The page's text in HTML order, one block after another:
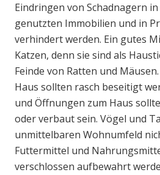
Eindringen von Schadnagern
genutzten Immobilien und in
verhindert werden. Ein gutes
Katzen, denn sie sind als
Feinde von Ratten und
Haus sollten rasch beseitigt
und Öffnungen zum Haus
oder verbaut sein. Vögel und
unmittelbaren Wohnumfeld
Futtermittel und
verschlossen aufbewahrt